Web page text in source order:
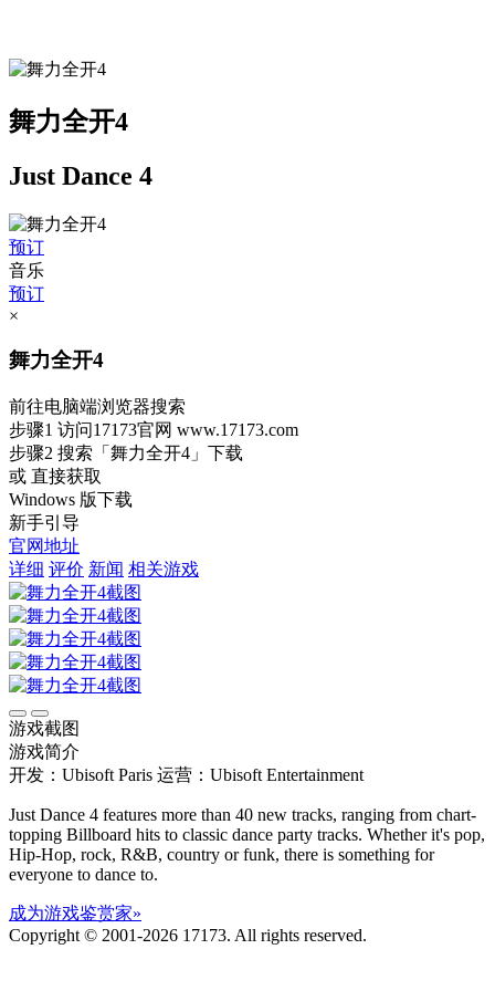
舞力全开4
Just Dance 4
预订
音乐
预订
×
舞力全开4
前往电脑端浏览器搜索
步骤1 访问17173官网 www.17173.com
步骤2 搜索 「舞力全开4」 下载
或 直接获取
Windows 版下载
新手引导
官网地址
详细 评价 新闻 相关游戏
游戏截图
游戏简介
开发：Ubisoft Paris 运营：Ubisoft Entertainment
Just Dance 4 features more than 40 new tracks, ranging from chart-
topping Billboard hits to classic dance party tracks. Whether it's pop,
Hip-Hop, rock, R&B, country or funk, there is something for
everyone to dance to.
成为游戏鉴赏家»
Copyright © 2001-2026 17173. All rights reserved.